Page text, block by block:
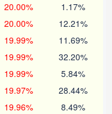
20.00% 1.17%
20.00% 12.21%
19.99% 11.69%
19.99% 32.20%
19.99% 5.84%
19.97% 28.44%
19.96% 8.49%